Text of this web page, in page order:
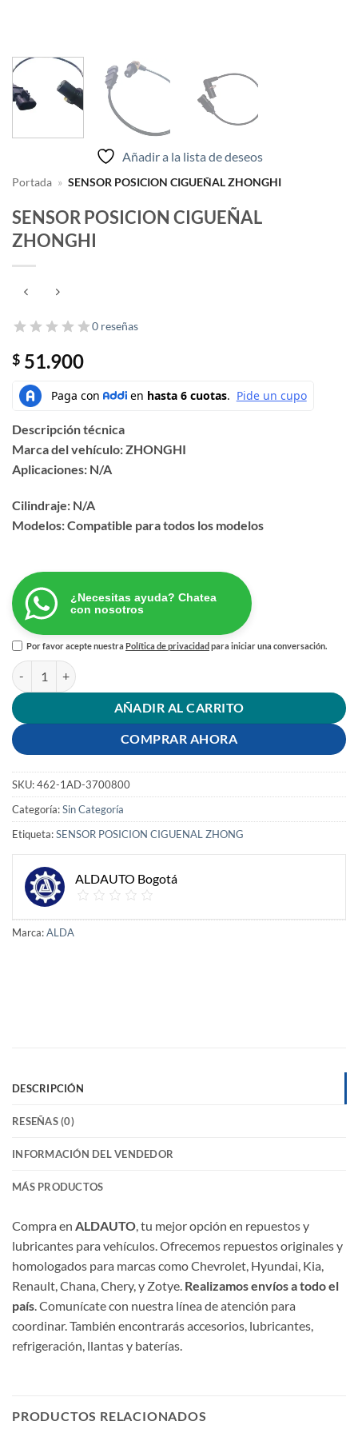
Añadir a la lista de deseos
Portada » SENSOR POSICION CIGUEÑAL ZHONGHI
SENSOR POSICION CIGUEÑAL
ZHONGHI
0 reseñas
$ 51.900
Descripción técnica
Marca del vehículo: ZHONGHI
Aplicaciones: N/A
Cilindraje: N/A
Modelos: Compatible para todos los modelos
¿Necesitas ayuda? Chatea
con nosotros
Por favor acepte nuestraPolítica de privacidad para iniciar una conversación.
SENSOR POSICION CIGUEÑAL ZHONGHI cantidad
AÑADIR AL CARRITO
COMPRAR AHORA
SKU:462-1AD-3700800
Categoría:Sin Categoría
Etiqueta:SENSOR POSICION CIGUENAL ZHONG
ALDAUTO Bogotá
Marca:ALDA
DESCRIPCIÓN
RESEÑAS (0)
INFORMACIÓN DEL VENDEDOR
MÁS PRODUCTOS
Compra en ALDAUTO , tu mejor opción en repuestos y
lubricantes para vehículos. Ofrecemos repuestos originales y
homologados para marcas como Chevrolet, Hyundai, Kia,
Renault, Chana, Chery, y Zotye. Realizamos envíos a todo el
país . Comunícate con nuestra línea de atención para
coordinar. También encontrarás accesorios, lubricantes,
refrigeración, llantas y baterías.
PRODUCTOS RELACIONADOS